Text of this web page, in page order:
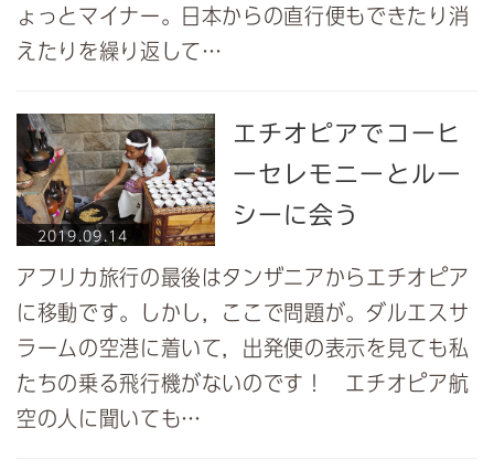
ょっとマイナー。日本からの直行便もできたり消
えたりを繰り返して…
2019.09.14
エチオピアでコーヒ
ーセレモニーとルー
シーに会う
アフリカ旅行の最後はタンザニアからエチオピア
に移動です。しかし，ここで問題が。ダルエスサ
ラームの空港に着いて，出発便の表示を見ても私
たちの乗る飛行機がないのです！ エチオピア航
空の人に聞いても…